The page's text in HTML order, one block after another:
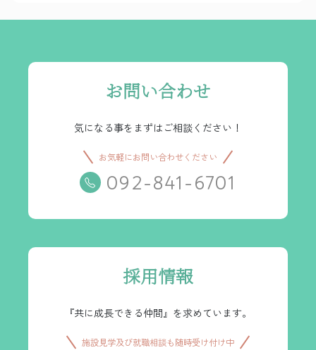
お問い合わせ
気になる事をまずはご相談ください！
お気軽にお問い合わせください
092-841-6701
採用情報
『共に成長できる仲間』を求めています。
施設見学及び就職相談も随時受け付け中